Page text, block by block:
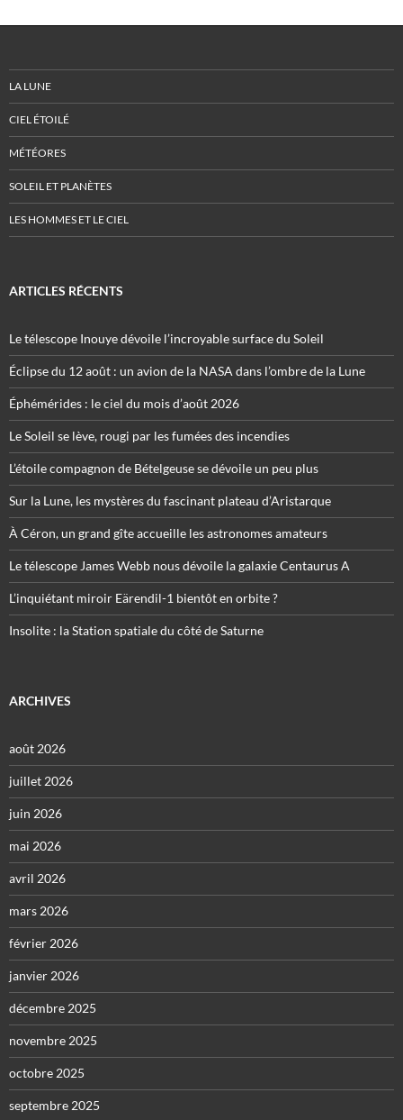
LA LUNE
CIEL ÉTOILÉ
MÉTÉORES
SOLEIL ET PLANÈTES
LES HOMMES ET LE CIEL
ARTICLES RÉCENTS
Le télescope Inouye dévoile l’incroyable surface du Soleil
Éclipse du 12 août : un avion de la NASA dans l’ombre de la Lune
Éphémérides : le ciel du mois d’août 2026
Le Soleil se lève, rougi par les fumées des incendies
L’étoile compagnon de Bételgeuse se dévoile un peu plus
Sur la Lune, les mystères du fascinant plateau d’Aristarque
À Céron, un grand gîte accueille les astronomes amateurs
Le télescope James Webb nous dévoile la galaxie Centaurus A
L’inquiétant miroir Eärendil-1 bientôt en orbite ?
Insolite : la Station spatiale du côté de Saturne
ARCHIVES
août 2026
juillet 2026
juin 2026
mai 2026
avril 2026
mars 2026
février 2026
janvier 2026
décembre 2025
novembre 2025
octobre 2025
septembre 2025